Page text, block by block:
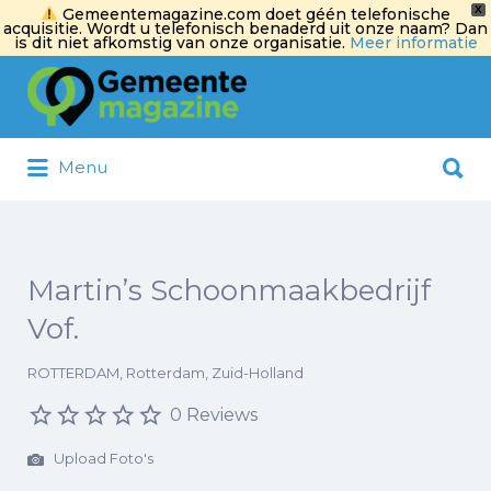
X
Gemeentemagazine.com doet géén telefonische
acquisitie. Wordt u telefonisch benaderd uit onze naam? Dan
is dit niet afkomstig van onze organisatie. Meer informatie
Zoek
naar:
Menu
naar:
Martin’s Schoonmaakbedrijf
Vof.
ROTTERDAM, Rotterdam, Zuid-Holland
0 Reviews
Upload Foto's